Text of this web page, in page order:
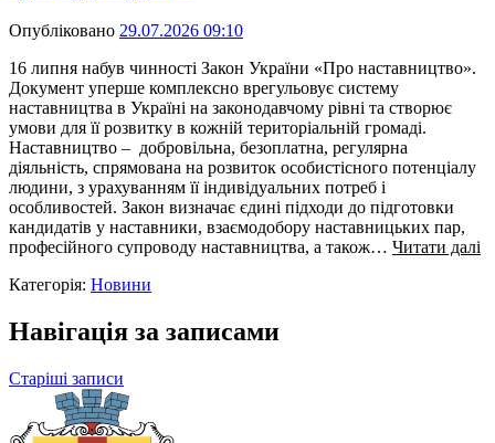
Опубліковано 29.07.2026 09:10
16 липня набув чинності Закон України «Про наставництво».
Документ уперше комплексно врегульовує систему
наставництва в Україні на законодавчому рівні та створює
умови для її розвитку в кожній територіальній громаді.
Наставництво – добровільна, безоплатна, регулярна
діяльність, спрямована на розвиток особистісного потенціалу
людини, з урахуванням її індивідуальних потреб і
особливостей. Закон визначає єдині підходи до підготовки
кандидатів у наставники, взаємодобору наставницьких пар,
професійного супроводу наставництва, а також… Читати далі
Категорія: Новини
Навігація за записами
Старіші записи